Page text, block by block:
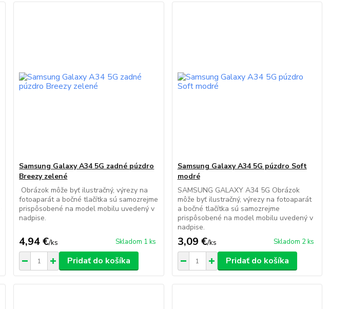
Samsung Galaxy A34 5G zadné púzdro
Breezy zelené
Obrázok môže byť ilustračný, výrezy na
fotoaparát a bočné tlačítka sú samozrejme
prispôsobené na model mobilu uvedený v
nadpise.
4,94 €/ks Skladom 1 ks
Pridať do košíka
Samsung Galaxy A34 5G púzdro Soft
modré
SAMSUNG GALAXY A34 5G Obrázok
môže byť ilustračný, výrezy na fotoaparát
a bočné tlačítka sú samozrejme
prispôsobené na model mobilu uvedený v
nadpise.
3,09 €/ks Skladom 2 ks
Pridať do košíka